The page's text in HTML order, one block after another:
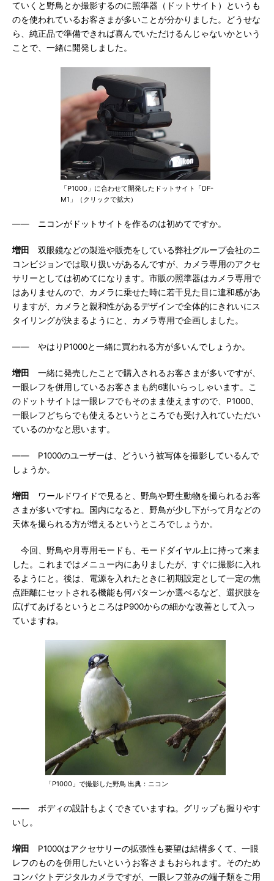
ていくと野鳥とか撮影するのに照準器（ドットサイト）というも
のを使われているお客さまが多いことが分かりました。どうせな
ら、純正品で準備できれば喜んでいただけるんじゃないかという
ことで、一緒に開発しました。
「P1000」に合わせて開発したドットサイト「DF-
M1」（クリックで拡大）
―― ニコンがドットサイトを作るのは初めてですか。
増田
双眼鏡などの製造や販売をしている弊社グループ会社のニ
コンビジョンでは取り扱いがあるんですが、カメラ専用のアクセ
サリーとしては初めてになります。市販の照準器はカメラ専用で
はありませんので、カメラに乗せた時に若干見た目に違和感があ
りますが、カメラと親和性があるデザインで全体的にきれいにス
タイリングが決まるようにと、カメラ専用で企画しました。
―― やはりP1000と一緒に買われる方が多いんでしょうか。
増田
一緒に発売したことで購入されるお客さまが多いですが、
一眼レフを併用しているお客さまも約6割いらっしゃいます。こ
のドットサイトは一眼レフでもそのまま使えますので、P1000、
一眼レフどちらでも使えるというところでも受け入れていただい
ているのかなと思います。
―― P1000のユーザーは、どういう被写体を撮影しているんで
しょうか。
増田
ワールドワイドで見ると、野鳥や野生動物を撮られるお客
さまが多いですね。国内になると、野鳥が少し下がって月などの
天体を撮られる方が増えるというところでしょうか。
今回、野鳥や月専用モードも、モードダイヤル上に持って来ま
した。これまではメニュー内にありましたが、すぐに撮影に入れ
るようにと。後は、電源を入れたときに初期設定として一定の焦
点距離にセットされる機能も何パターンか選べるなど、選択肢を
広げてあげるというところはP900からの細かな改善として入っ
ていますね。
「P1000」で撮影した野鳥 出典：ニコン
―― ボディの設計もよくできていますね。グリップも握りやす
いし。
増田
P1000はアクセサリーの拡張性も要望は結構多くて、一眼
レフのものを併用したいというお客さまもおられます。そのため
コンパクトデジタルカメラですが、一眼レフ並みの端子類をご用